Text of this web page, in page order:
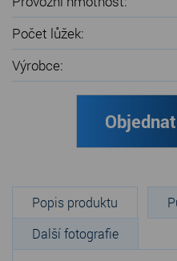
Počet lůžek:
Výrobce:
Popis produktu
Další fotografie